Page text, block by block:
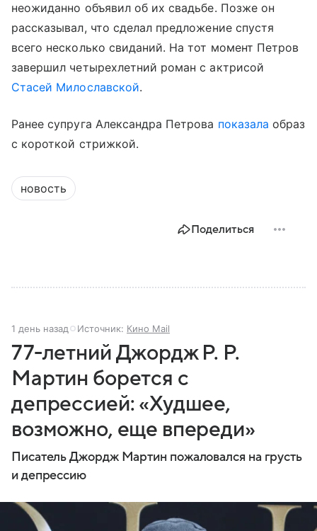
неожиданно объявил об их свадьбе. Позже он
рассказывал, что сделал предложение спустя
всего несколько свиданий. На тот момент Петров
завершил четырехлетний роман с актрисой
Стасей Милославской.
Ранее супруга Александра Петрова показала образ
с короткой стрижкой.
новость
Поделиться
1 день назад Источник: Кино Mail
77-летний Джордж Р. Р.
Мартин борется с
депрессией: «Худшее,
возможно, еще впереди»
Писатель Джордж Мартин пожаловался на грусть
и депрессию